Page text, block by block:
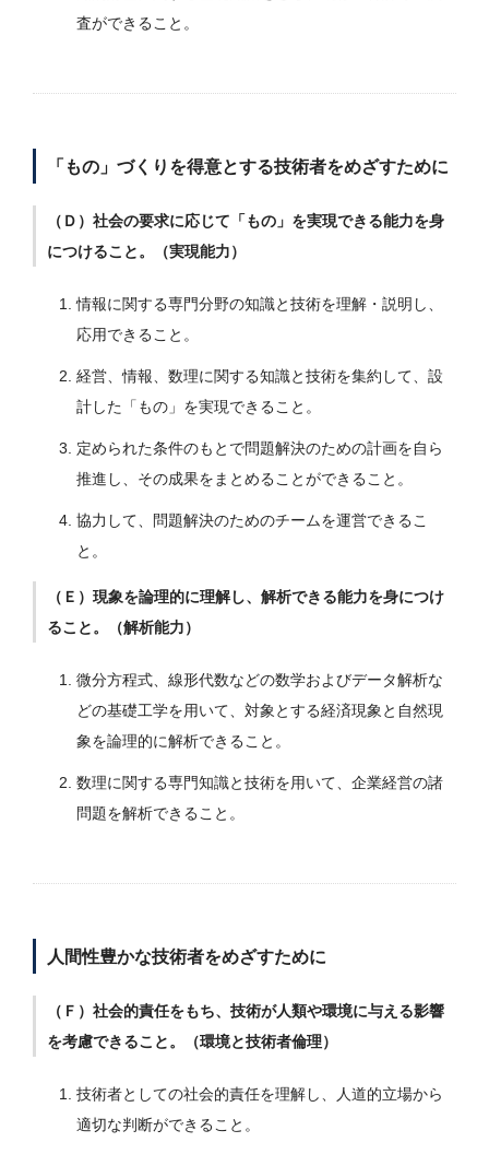
査ができること。
「もの」づくりを得意とする技術者をめざすために
（Ｄ）社会の要求に応じて「もの」を実現できる能力を身
につけること。（実現能力）
情報に関する専門分野の知識と技術を理解・説明し、
応用できること。
経営、情報、数理に関する知識と技術を集約して、設
計した「もの」を実現できること。
定められた条件のもとで問題解決のための計画を自ら
推進し、その成果をまとめることができること。
協力して、問題解決のためのチームを運営できるこ
と。
（Ｅ）現象を論理的に理解し、解析できる能力を身につけ
ること。（解析能力）
微分方程式、線形代数などの数学およびデータ解析な
どの基礎工学を用いて、対象とする経済現象と自然現
象を論理的に解析できること。
数理に関する専門知識と技術を用いて、企業経営の諸
問題を解析できること。
人間性豊かな技術者をめざすために
（Ｆ）社会的責任をもち、技術が人類や環境に与える影響
を考慮できること。（環境と技術者倫理）
技術者としての社会的責任を理解し、人道的立場から
適切な判断ができること。